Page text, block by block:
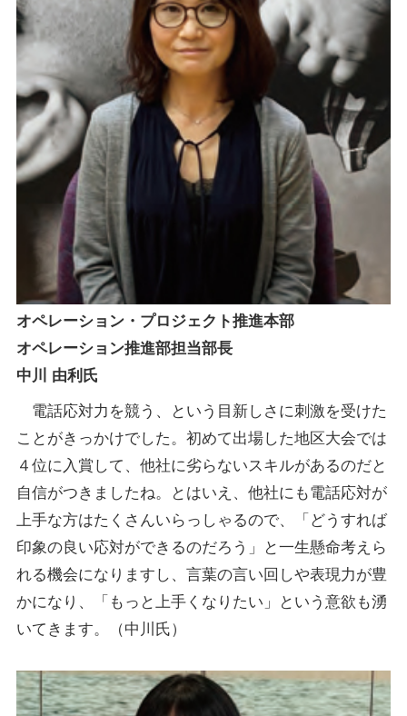
オペレーション・プロジェクト推進本部
オペレーション推進部担当部長
中川 由利氏
電話応対力を競う、という目新しさに刺激を受けた
ことがきっかけでした。初めて出場した地区大会では
４位に入賞して、他社に劣らないスキルがあるのだと
自信がつきましたね。とはいえ、他社にも電話応対が
上手な方はたくさんいらっしゃるので、「どうすれば
印象の良い応対ができるのだろう」と一生懸命考えら
れる機会になりますし、言葉の言い回しや表現力が豊
かになり、「もっと上手くなりたい」という意欲も湧
いてきます。（中川氏）